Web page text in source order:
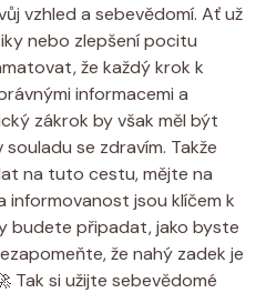
vzhled a sebevědomí. Ať už
nebo zlepšení pocitu
že každý krok k
informacemi a
zákrok by však měl být
se zdravím. Takže
na tuto cestu, mějte na
informovanost jsou klíčem k
budete připadat, jako byste
že nahý zadek je
Tak si užijte sebevědomé